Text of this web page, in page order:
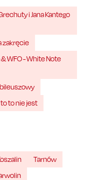
i Jana Kantego
zakręcie
WFO - White Note
to nie jest
Tarnów